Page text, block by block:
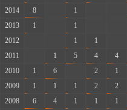
2014
8 1
2013
1 1
2012
1 1
2011
1 5 4 4
2010
1 6 2 1
2009
1 1 1 2 2
2008
6 4 1 1 1